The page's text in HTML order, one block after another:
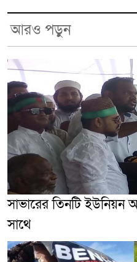
আরও পড়ুন
সাভারের তিনটি ইউনিয়ন
সাথে